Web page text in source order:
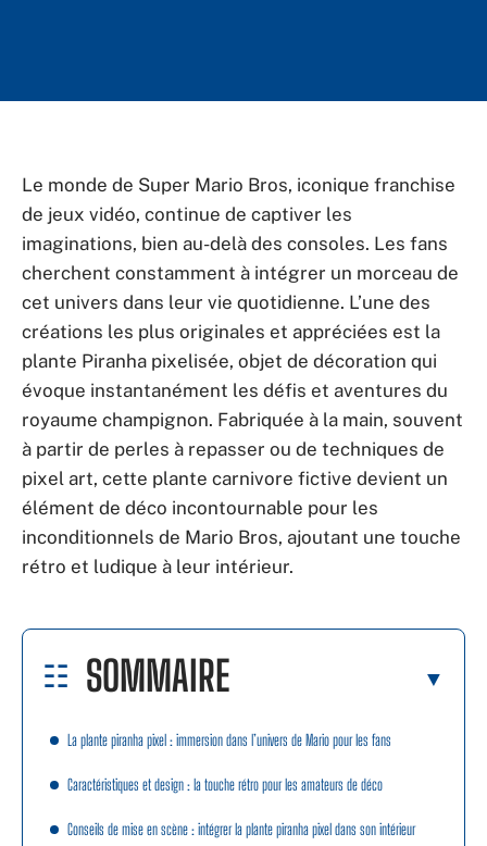
Le monde de Super Mario Bros, iconique franchise
de jeux vidéo, continue de captiver les
imaginations, bien au-delà des consoles. Les fans
cherchent constamment à intégrer un morceau de
cet univers dans leur vie quotidienne. L’une des
créations les plus originales et appréciées est la
plante Piranha pixelisée, objet de décoration qui
évoque instantanément les défis et aventures du
royaume champignon. Fabriquée à la main, souvent
à partir de perles à repasser ou de techniques de
pixel art, cette plante carnivore fictive devient un
élément de déco incontournable pour les
inconditionnels de Mario Bros, ajoutant une touche
rétro et ludique à leur intérieur.
SOMMAIRE
La plante piranha pixel : immersion dans l’univers de Mario pour les fans
Caractéristiques et design : la touche rétro pour les amateurs de déco
Conseils de mise en scène : intégrer la plante piranha pixel dans son intérieur